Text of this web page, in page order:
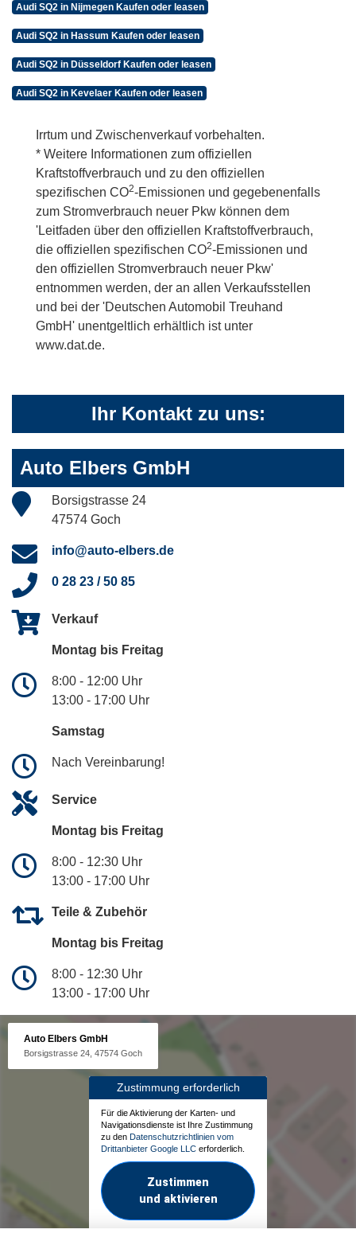
Audi SQ2 in Nijmegen Kaufen oder leasen
Audi SQ2 in Hassum Kaufen oder leasen
Audi SQ2 in Düsseldorf Kaufen oder leasen
Audi SQ2 in Kevelaer Kaufen oder leasen
Irrtum und Zwischenverkauf vorbehalten.
* Weitere Informationen zum offiziellen
Kraftstoffverbrauch und zu den offiziellen
spezifischen CO2-Emissionen und gegebenenfalls
zum Stromverbrauch neuer Pkw können dem
'Leitfaden über den offiziellen Kraftstoffverbrauch,
die offiziellen spezifischen CO2-Emissionen und
den offiziellen Stromverbrauch neuer Pkw'
entnommen werden, der an allen Verkaufsstellen
und bei der 'Deutschen Automobil Treuhand
GmbH' unentgeltlich erhältlich ist unter
www.dat.de.
Ihr Kontakt zu uns:
Auto Elbers GmbH
Borsigstrasse 24
47574 Goch
info@auto-elbers.de
0 28 23 / 50 85
Verkauf
Montag bis Freitag
8:00 - 12:00 Uhr
13:00 - 17:00 Uhr
Samstag
Nach Vereinbarung!
Service
Montag bis Freitag
8:00 - 12:30 Uhr
13:00 - 17:00 Uhr
Teile & Zubehör
Montag bis Freitag
8:00 - 12:30 Uhr
13:00 - 17:00 Uhr
Auto Elbers GmbH
Borsigstrasse 24, 47574 Goch
Zustimmung erforderlich
Für die Aktivierung der Karten- und
Navigationsdienste ist Ihre Zustimmung
zu den Datenschutzrichtlinien vom
Drittanbieter Google LLC erforderlich.
Zustimmen
und aktivieren